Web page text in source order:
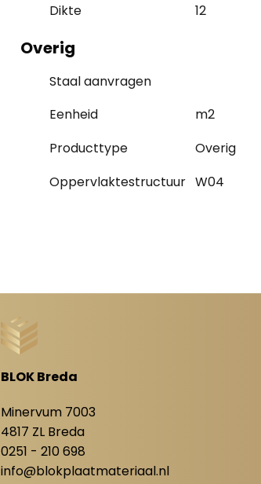
Dikte
12
Overig
Staal aanvragen
Eenheid
m2
Producttype
Overig
Oppervlaktestructuur W04
BLOK Breda
Minervum 7003
4817 ZL Breda
0251 - 210 698
info@blokplaatmateriaal.nl